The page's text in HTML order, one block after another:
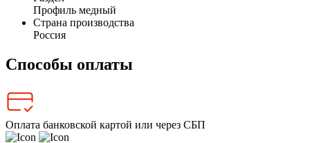
Профиль медный
Страна производства
Россия
Способы оплаты
Оплата банковской картой или через СБП